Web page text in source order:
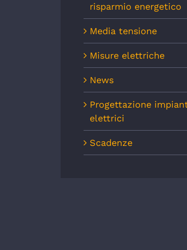
risparmio energetico
Media tensione
Misure elettriche
News
Progettazione
elettrici
Scadenze